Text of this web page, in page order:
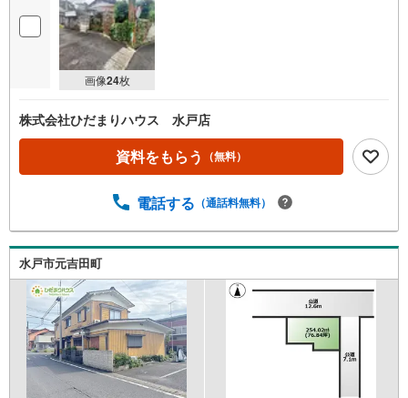
画像24枚
株式会社ひだまりハウス 水戸店
資料をもらう （無料）
電話する （通話料無料）
水戸市元吉田町